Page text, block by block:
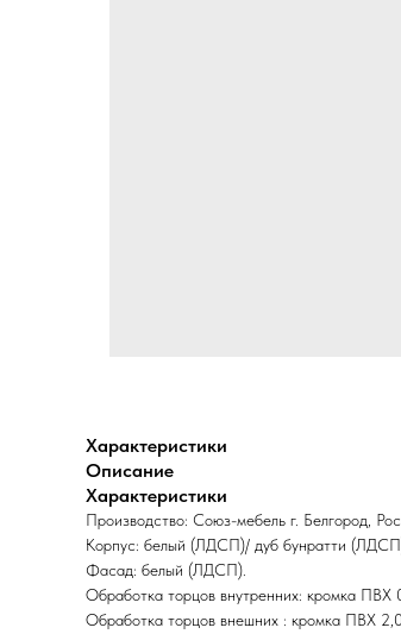
Характеристики
Описание
Характеристики
Производство: Союз-мебель г. Белгород,
Корпус: белый (ЛДСП)/ дуб бунратти
Фасад: белый (ЛДСП).
Обработка торцов внутренних: кромка ПВХ
Обработка торцов внешних : кромка ПВХ